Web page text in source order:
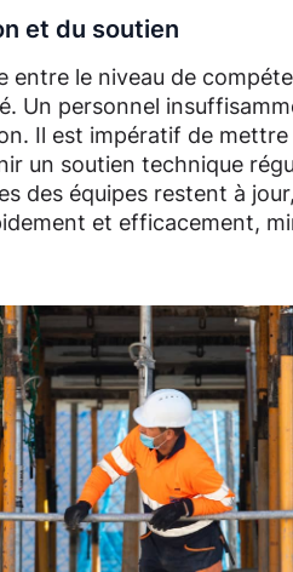
et du soutien
entre le niveau de
Un personnel
Il est impératif de mettre
un soutien technique
des équipes restent à
et efficacement,